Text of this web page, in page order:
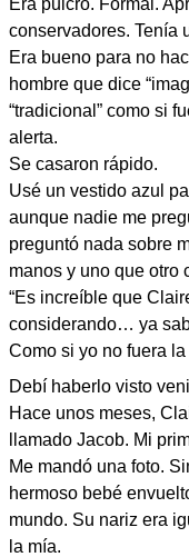
Era pulcro. Formal.
conservadores. Tenía
Era bueno para no
hombre que dice
“tradicional” como si
alerta.
Se casaron rápido.
Usé un vestido azul
aunque nadie me
preguntó nada sobre
manos y uno que otro
“Es increíble que
considerando… ya
Como si yo no fuera
Debí haberlo visto
Hace unos meses,
llamado Jacob. Mi
Me mandó una foto.
hermoso bebé
mundo. Su nariz era
la mía.